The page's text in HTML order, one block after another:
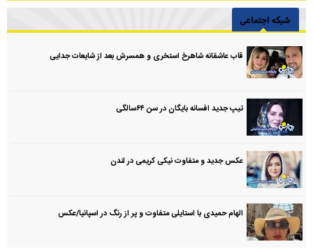
شبکه اجتماعی
قاب عاشقانه شاهرخ استخری و همسرش بعد از شایعات جدایی
تیپ جدید افسانه بایگان در سن ۶۴سالگی
عکس جدید و متفاوت نیکی کریمی در لندن
الهام حمیدی با استایلی متفاوت و پر از رنگ در اسپانیا/عکس